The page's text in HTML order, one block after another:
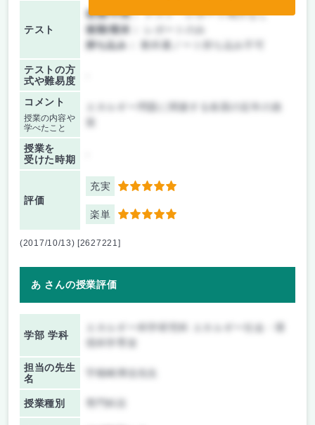
テスト
前期/中間：テスト・レポート両方なし
後期/期末：
持ち込み：
教科書ノート持ち込み不可
テストの方
式や難易度
コメント
授業の内容や
学べたこと
エネルギー問題に関連する各国の近年の政
授業を
受けた時期
評価
充実 5
楽単 5
(2017/10/13) [2627221]
あ さんの授業評価
学部 学科
エネルギー科学研究科 エネルギー社会・環
担当の先生
名
宇根崎博信先生
授業種別